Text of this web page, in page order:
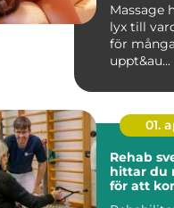
Massage
lyx till
för
uppt&au...
01.
Rehab
hittar du
för att